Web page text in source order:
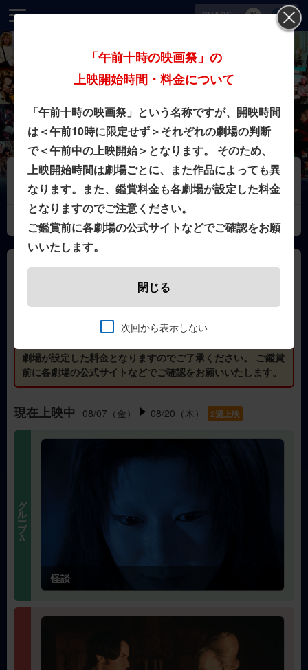
SHARE
「午前十時の映画祭」の
上映開始時間・料金について
「午前十時の映画祭」という名称ですが、開映時間
は＜午前10時に限定せず＞それぞれの劇場の判断
で＜午前中の上映開始＞となります。 そのため、
上映開始時間は劇場ごとに、また作品によっても異
なります。また、鑑賞料金も各劇場が設定した料金
となりますのでご注意ください。
ご鑑賞前に各劇場の公式サイトなどでご確認をお願
いいたします。
閉じる
次回から表示しない
2026年8月6日
明日8月7日(金)より上映『ドラキュラ』
お知らせ一覧はこちら
「午前十時の映画祭」の
上映開始時間・料金について。
で＜午前中の上映開始＞となります。上映開始時間は劇場ご
劇場が設定した料金となりますのでご了承ください。 ご鑑賞
前に各劇場の公式サイトなどでご確認をお願いいたします。
現在上映中 08/07（金） 08/20（木） 2週上映
グループＡ
怪談